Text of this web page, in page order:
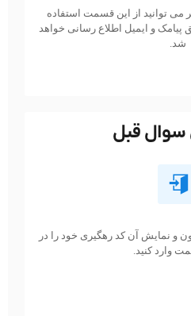
توانید از این قسمت استفاده
2 روز از طریق پیامک و ایمیل اطلاع رسانی خواهد
شد.
سوال قبل
و نمایش آن کد رهگیری خود را در
وارد کنید.